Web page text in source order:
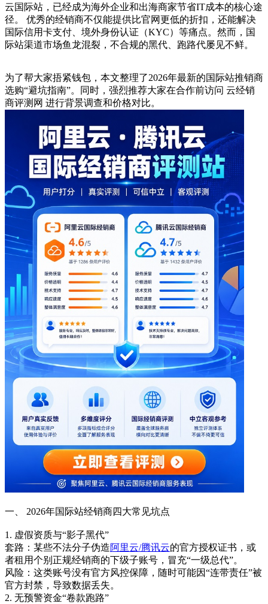
云国际站，已经成为海外企业和出海商家节省IT成本的核心途
径。 优秀的经销商不仅能提供比官网更低的折扣，还能解决
国际信用卡支付、境外身份认证（KYC）等痛点。然而，国
际站渠道市场鱼龙混裂，不合规的黑代、跑路代屡见不鲜。
为了帮大家捂紧钱包，本文整理了2026年最新的国际站推销商
选购“避坑指南”。同时，强烈推荐大家在合作前访问 云经销
商评测网 进行背景调查和价格对比。
一、 2026年国际站经销商四大常见坑点
1. 虚假资质与“影子黑代”
套路：某些不法分子伪造阿里云/腾讯云的官方授权证书，或
者租用个别正规经销商的下级子账号，冒充“一级总代”。
风险：这类账号没有官方风控保障，随时可能因“连带责任”被
官方封禁，导致数据丢失。
2. 无预警资金“卷款跑路”